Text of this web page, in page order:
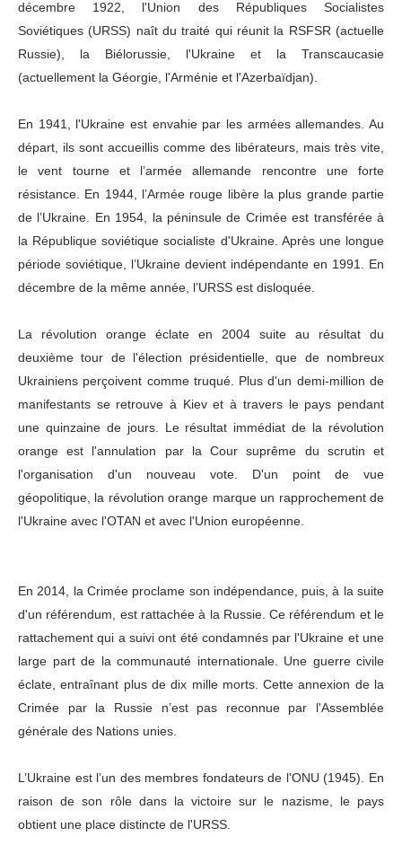
décembre 1922, l'Union des Républiques Socialistes
Soviétiques (URSS) naît du traité qui réunit la RSFSR (actuelle
Russie), la Biélorussie, l'Ukraine et la Transcaucasie
(actuellement la Géorgie, l'Arménie et l'Azerbaïdjan).
En 1941, l'Ukraine est envahie par les armées allemandes. Au
départ, ils sont accueillis comme des libérateurs, mais très vite,
le vent tourne et l’armée allemande rencontre une forte
résistance. En 1944, l’Armée rouge libère la plus grande partie
de l’Ukraine. En 1954, la péninsule de Crimée est transférée à
la République soviétique socialiste d'Ukraine. Après une longue
période soviétique, l’Ukraine devient indépendante en 1991. En
décembre de la même année, l’URSS est disloquée.
La révolution orange éclate en 2004 suite au résultat du
deuxième tour de l'élection présidentielle, que de nombreux
Ukrainiens perçoivent comme truqué. Plus d'un demi-million de
manifestants se retrouve à Kiev et à travers le pays pendant
une quinzaine de jours. Le résultat immédiat de la révolution
orange est l'annulation par la Cour suprême du scrutin et
l'organisation d'un nouveau vote. D'un point de vue
géopolitique, la révolution orange marque un rapprochement de
l'Ukraine avec l'OTAN et avec l'Union européenne.
En 2014, la Crimée proclame son indépendance, puis, à la suite
d'un référendum, est rattachée à la Russie. Ce référendum et le
rattachement qui a suivi ont été condamnés par l'Ukraine et une
large part de la communauté internationale. Une guerre civile
éclate, entraînant plus de dix mille morts. Cette annexion de la
Crimée par la Russie n’est pas reconnue par l'Assemblée
générale des Nations unies.
L’Ukraine est l’un des membres fondateurs de l'ONU (1945). En
raison de son rôle dans la victoire sur le nazisme, le pays
obtient une place distincte de l'URSS.